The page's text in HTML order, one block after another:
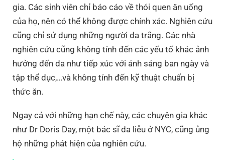
gia. Các sinh viên chỉ báo cáo về thói quen ăn uống
của họ, nên có thể không được chính xác. Nghiên cứu
cũng chỉ sử dụng những người da trắng. Các nhà
nghiên cứu cũng không tính đến các yếu tố khác ảnh
hưởng đến da như tiếp xúc với ánh sáng ban ngày và
tập thể dục,…và không tính đến kỹ thuật chuẩn bị
thức ăn.
Ngay cả với những hạn chế này, các chuyên gia khác
như Dr Doris Day, một bác sĩ da liễu ở NYC, cũng ủng
hộ những phát hiện của nghiên cứu.